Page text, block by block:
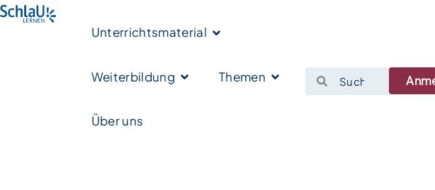
Unterrichtsmaterial
Weiterbildung Themen
Über uns